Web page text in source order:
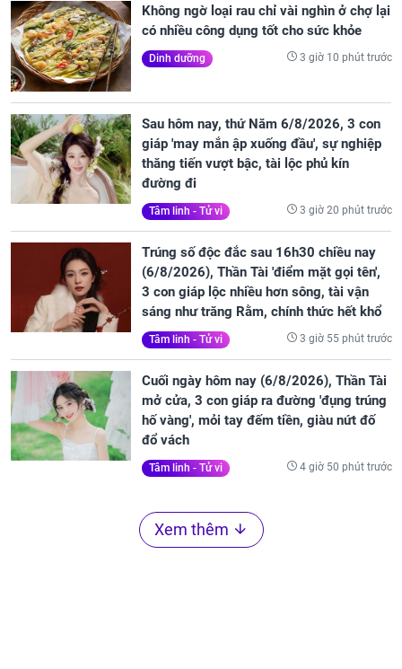
Không ngờ loại rau chỉ vài nghìn ở chợ lại
có nhiều công dụng tốt cho sức khỏe
Dinh dưỡng 3 giờ 10 phút trước
Sau hôm nay, thứ Năm 6/8/2026, 3 con
giáp 'may mắn ập xuống đầu', sự nghiệp
thăng tiến vượt bậc, tài lộc phủ kín
đường đi
Tâm linh - Tử vi 3 giờ 20 phút trước
Trúng số độc đắc sau 16h30 chiều nay
(6/8/2026), Thần Tài 'điểm mặt gọi tên',
3 con giáp lộc nhiều hơn sông, tài vận
sáng như trăng Rằm, chính thức hết khổ
Tâm linh - Tử vi 3 giờ 55 phút trước
Cuối ngày hôm nay (6/8/2026), Thần Tài
mở cửa, 3 con giáp ra đường 'đụng trúng
hố vàng', mỏi tay đếm tiền, giàu nứt đố
đổ vách
Tâm linh - Tử vi 4 giờ 50 phút trước
Xem thêm